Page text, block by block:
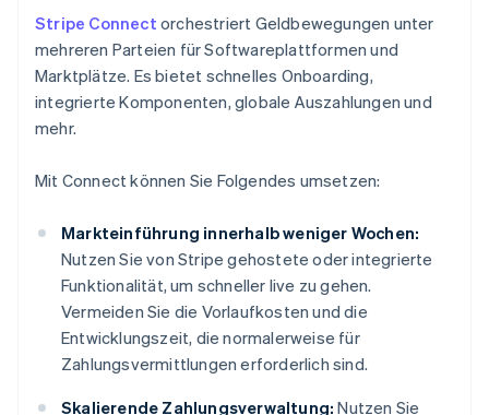
Stripe Connect orchestriert Geldbewegungen unter
mehreren Parteien für Softwareplattformen und
Marktplätze. Es bietet schnelles Onboarding,
integrierte Komponenten, globale Auszahlungen und
mehr.
Mit Connect können Sie Folgendes umsetzen:
Markteinführung innerhalb weniger Wochen:
Nutzen Sie von Stripe gehostete oder integrierte
Funktionalität, um schneller live zu gehen.
Vermeiden Sie die Vorlaufkosten und die
Entwicklungszeit, die normalerweise für
Zahlungsvermittlungen erforderlich sind.
Skalierende Zahlungsverwaltung: Nutzen Sie